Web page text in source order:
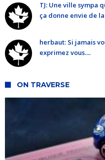
TJ: Une ville sympa
ça donne envie de
herbaut: Si jamais
exprimez vous....
ON TRAVERSE